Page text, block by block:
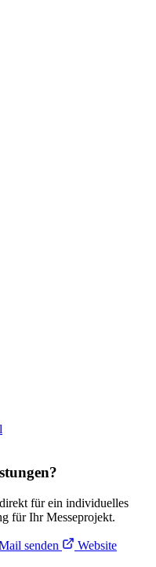
für ein individuelles
für Ihr Messeprojekt.
senden
Website